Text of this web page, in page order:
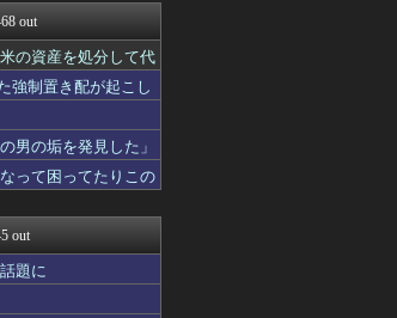
AKB...
り～
坂46まと...
ム
】サカラ...
る｜２ちゃ...
out
の資産を処分して代
強制置き配が起こし
男の垢を発見した」
って困ってたりこの
out
題に